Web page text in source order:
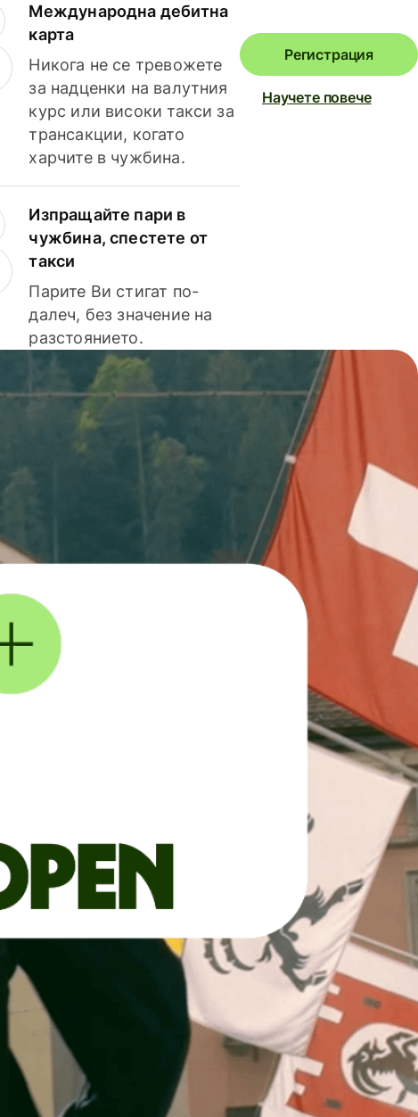
Международна дебитна
карта
Никога не се тревожете
за надценки на валутния
курс или високи такси за
трансакции, когато
харчите в чужбина.
Изпращайте пари в
чужбина, спестете от
такси
Парите Ви стигат по-
далеч, без значение на
разстоянието.
Регистрация
Научете повече